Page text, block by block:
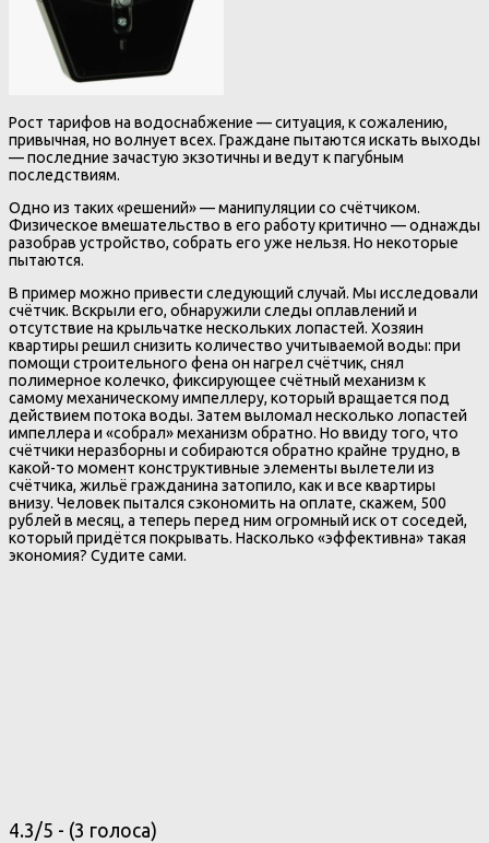
Рост тарифов на водоснабжение — ситуация, к сожалению,
привычная, но волнует всех. Граждане пытаются искать выходы
— последние зачастую экзотичны и ведут к пагубным
последствиям.
Одно из таких «решений» — манипуляции со счётчиком.
Физическое вмешательство в его работу критично — однажды
разобрав устройство, собрать его уже нельзя. Но некоторые
пытаются.
В пример можно привести следующий случай. Мы исследовали
счётчик. Вскрыли его, обнаружили следы оплавлений и
отсутствие на крыльчатке нескольких лопастей. Хозяин
квартиры решил снизить количество учитываемой воды: при
помощи строительного фена он нагрел счётчик, снял
полимерное колечко, фиксирующее счётный механизм к
самому механическому импеллеру, который вращается под
действием потока воды. Затем выломал несколько лопастей
импеллера и «собрал» механизм обратно. Но ввиду того, что
счётчики неразборны и собираются обратно крайне трудно, в
какой-то момент конструктивные элементы вылетели из
счётчика, жильё гражданина затопило, как и все квартиры
внизу. Человек пытался сэкономить на оплате, скажем, 500
рублей в месяц, а теперь перед ним огромный иск от соседей,
который придётся покрывать. Насколько «эффективна» такая
экономия? Судите сами.
4.3/5 - (3 голоса)